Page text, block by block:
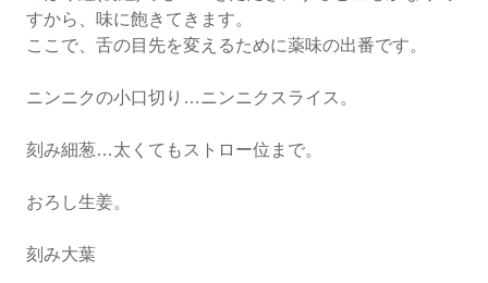
すから、味に飽きてきます。
ここで、舌の目先を変えるために薬味の出番です。
ニンニクの小口切り…ニンニクスライス。
刻み細葱…太くてもストロー位まで。
おろし生姜。
刻み大葉